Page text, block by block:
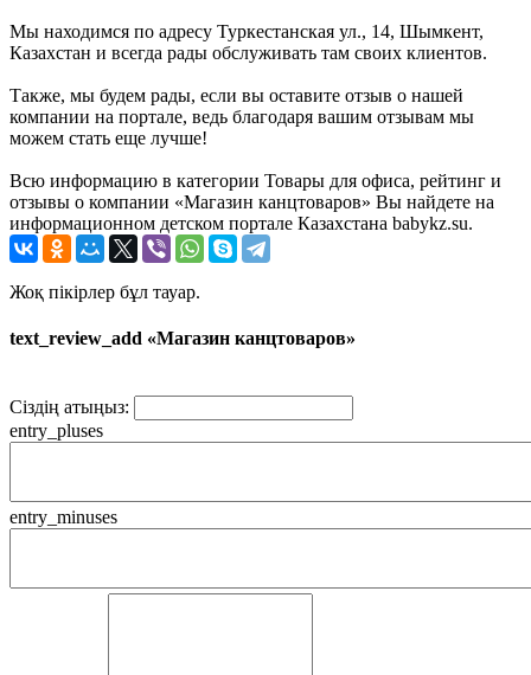
Мы находимся по адресу Туркестанская ул., 14, Шымкент,
Казахстан и всегда рады обслуживать там своих клиентов.
Также, мы будем рады, если вы оставите отзыв о нашей
компании на портале, ведь благодаря вашим отзывам мы
можем стать еще лучше!
Всю информацию в категории Товары для офиса, рейтинг и
отзывы о компании «Магазин канцтоваров» Вы найдете на
информационном детском портале Казахстана babykz.su.
Жоқ пікірлер бұл тауар.
text_review_add «Магазин канцтоваров»
Сіздің атыңыз:
entry_pluses
entry_minuses